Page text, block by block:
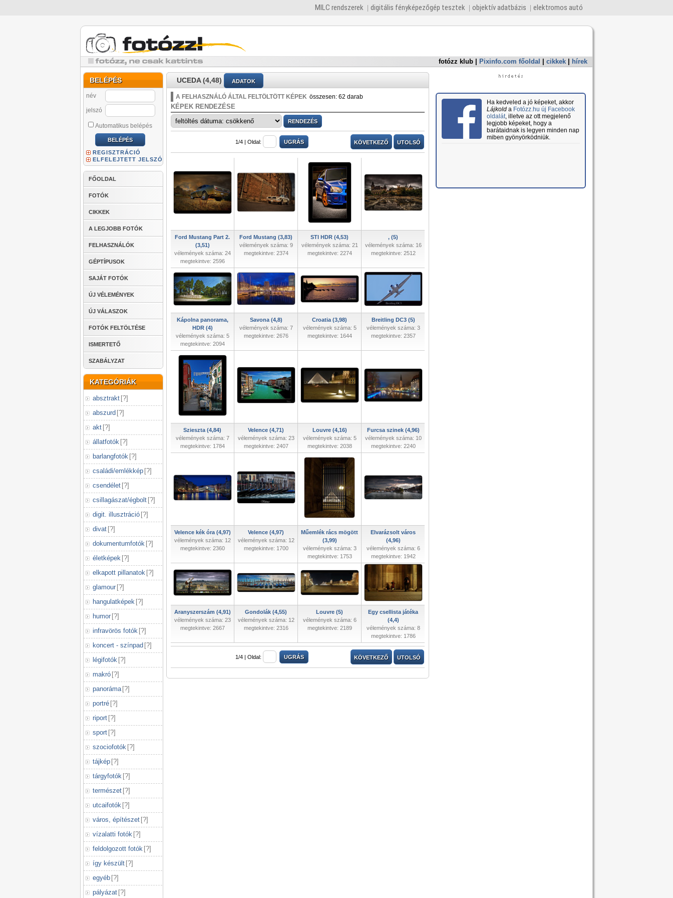
MILC rendszerek digitális fényképezőgép tesztek objektív adatbázis elektromos autó
fotózz klub Pixinfo.com főoldal cikkek hírek
BELÉPÉS
név
jelszó
Automatikus belépés
REGISZTRÁCIÓ
ELFELEJTETT JELSZÓ
FŐOLDAL
FOTÓK
CIKKEK
A LEGJOBB FOTÓK
FELHASZNÁLÓK
GÉPTÍPUSOK
SAJÁT FOTÓK
ÚJ VÉLEMÉNYEK
ÚJ VÁLASZOK
FOTÓK FELTÖLTÉSE
ISMERTETŐ
SZABÁLYZAT
KATEGÓRIÁK
absztrakt [?]
abszurd [?]
akt [?]
állatfotók [?]
barlangfotók [?]
családi/emlékkép [?]
csendélet [?]
csillagászat/égbolt [?]
digit. illusztráció [?]
divat [?]
dokumentumfotók [?]
életképek [?]
elkapott pillanatok [?]
glamour [?]
hangulatképek [?]
humor [?]
infravörös fotók [?]
koncert - színpad [?]
légifotók [?]
makró [?]
panoráma [?]
portré [?]
riport [?]
sport [?]
szociofotók [?]
tájkép [?]
tárgyfotók [?]
természet [?]
utcaifotók [?]
város, építészet [?]
vízalatti fotók [?]
feldolgozott fotók [?]
így készült [?]
egyéb [?]
pályázat [?]
UCEDA (4,48) ADATOK
A FELHASZNÁLÓ ÁLTAL FELTÖLTÖTT KÉPEK összesen: 62 darab
KÉPEK RENDEZÉSE
1/4 | Oldal: KÖVETKEZŐ UTOLSÓ
Ford Mustang Part 2.
(3,51)
vélemények száma: 24
megtekintve: 2596
Ford Mustang (3,83)
vélemények száma: 9
megtekintve: 2374
STI HDR (4,53)
vélemények száma: 21
megtekintve: 2274
, (5)
vélemények száma: 16
megtekintve: 2512
Kápolna panorama,
HDR (4)
vélemények száma: 5
megtekintve: 2094
Savona (4,8)
vélemények száma: 7
megtekintve: 2676
Croatia (3,98)
vélemények száma: 5
megtekintve: 1644
Breitling DC3 (5)
vélemények száma: 3
megtekintve: 2357
Szieszta (4,84)
vélemények száma: 7
megtekintve: 1784
Velence (4,71)
vélemények száma: 23
megtekintve: 2407
Louvre (4,16)
vélemények száma: 5
megtekintve: 2038
Furcsa szinek (4,96)
vélemények száma: 10
megtekintve: 2240
Velence kék óra (4,97)
vélemények száma: 12
megtekintve: 2360
Velence (4,97)
vélemények száma: 12
megtekintve: 1700
Műemlék rács mögött
(3,99)
vélemények száma: 3
megtekintve: 1753
Elvarázsolt város
(4,96)
vélemények száma: 6
megtekintve: 1942
Aranyszerszám (4,91)
vélemények száma: 23
megtekintve: 2667
Gondolák (4,55)
vélemények száma: 12
megtekintve: 2316
Louvre (5)
vélemények száma: 6
megtekintve: 2189
Egy csellista játéka
(4,4)
vélemények száma: 8
megtekintve: 1786
1/4 | Oldal: KÖVETKEZŐ UTOLSÓ
Ha kedveled a jó képeket, akkor
Lájkolda Fotózz.hu új Facebook
oldalát, illetve az ott megjelenő
legjobb képeket, hogy a
barátaidnak is legyen minden nap
miben gyönyörködniük.